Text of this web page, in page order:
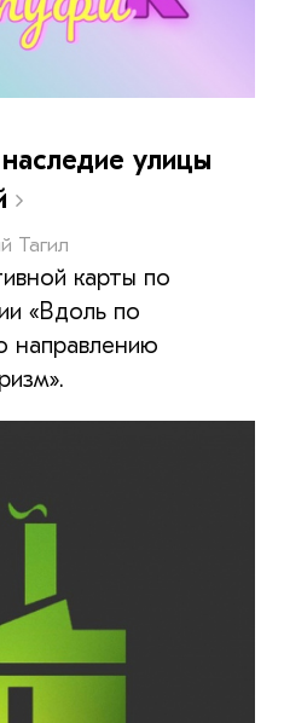
улицы
Тагил
карты по
«Вдоль по
направлению